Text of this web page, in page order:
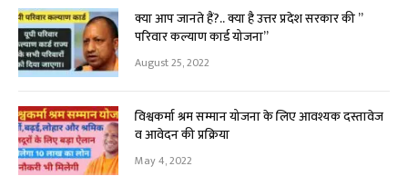
क्या आप जानते हैं?.. क्या है उत्तर प्रदेश सरकार की ”
परिवार कल्याण कार्ड योजना”
August 25, 2022
विश्वकर्मा श्रम सम्मान योजना के लिए आवश्यक दस्तावेज
व आवेदन की प्रक्रिया
May 4, 2022